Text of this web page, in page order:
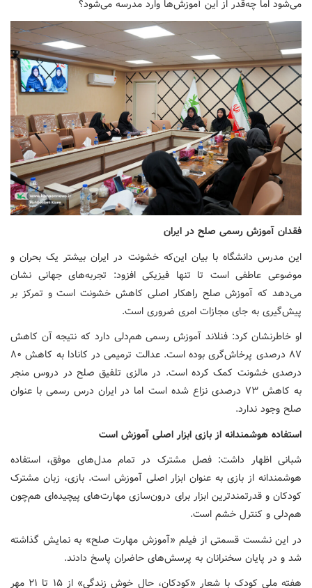
می‌شود اما چه‌قدر از این آموزش‌ها وارد مدرسه می‌شود؟
فقدان آموزش رسمی صلح در ایران
این مدرس دانشگاه با بیان این‌که خشونت در ایران بیشتر یک بحران و
موضوعی عاطفی است تا تنها فیزیکی افزود: تجربه‌های جهانی نشان
می‌دهد که آموزش صلح راهکار اصلی کاهش خشونت است و تمرکز بر
پیش‌گیری به جای مجازات امری ضروری است.
او خاطرنشان کرد: فنلاند آموزش رسمی هم‌دلی دارد که نتیجه آن کاهش
۸۷ درصدی پرخاش‌گری بوده است. عدالت ترمیمی در کانادا به کاهش ۸۰
درصدی خشونت کمک کرده است. در مالزی تلفیق صلح در دروس منجر
به کاهش ۷۳ درصدی نزاع شده است اما در ایران درس رسمی با عنوان
صلح وجود ندارد.
استفاده هوشمندانه از بازی ابزار اصلی آموزش است
شبانی اظهار داشت: فصل مشترک در تمام مدل‌های موفق، استفاده
هوشمندانه از بازی به عنوان ابزار اصلی آموزش است. بازی، زبان مشترک
کودکان و قدرتمندترین ابزار برای درون‌سازی مهارت‌های پیچیده‌ای هم‌چون
هم‌دلی و کنترل خشم است.
در این نشست قسمتی از فیلم «آموزش مهارت صلح» به نمایش گذاشته
شد و در پایان سخنرانان به پرسش‌های حاضران پاسخ دادند.
هفته ملی کودک با شعار «کودکان، حال خوش زندگی» از ۱۵ تا ۲۱ مهر